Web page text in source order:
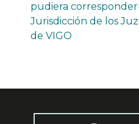
pudiera
Jurisdicción de los
de VIGO